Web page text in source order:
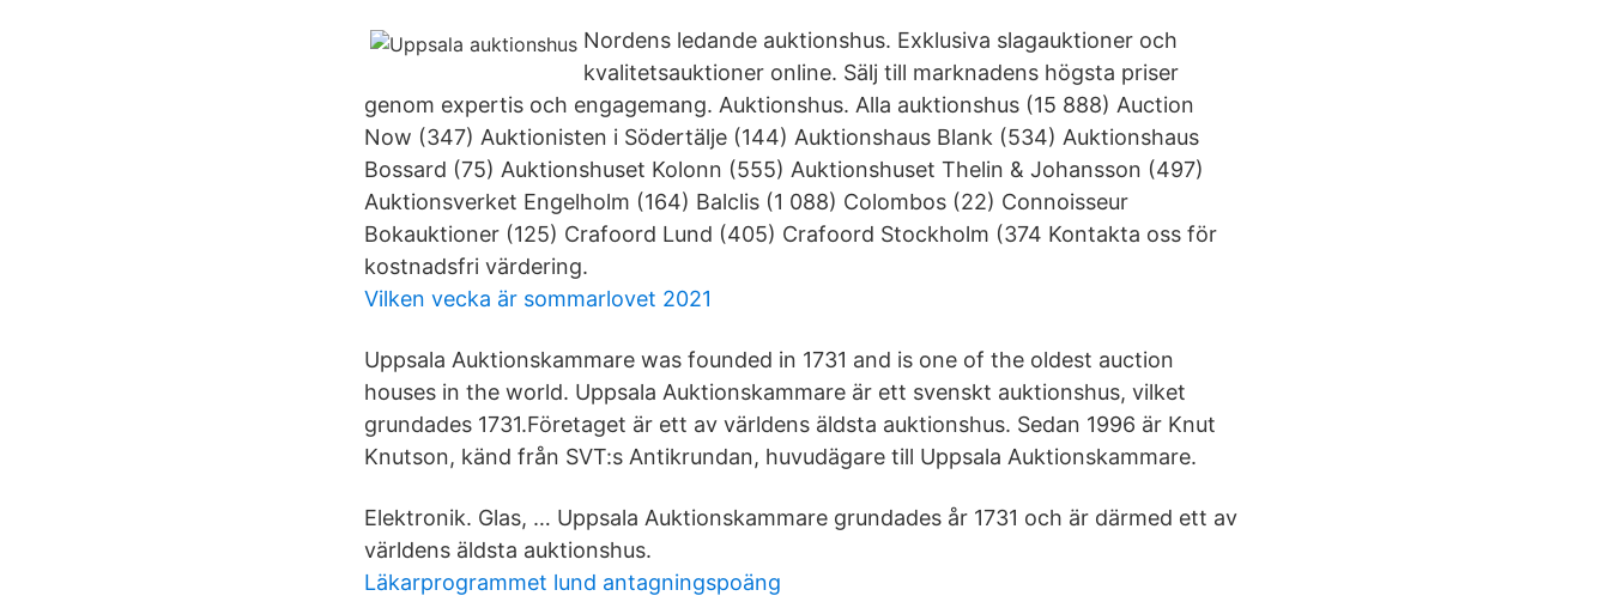
Nordens ledande auktionshus. Exklusiva slagauktioner och
kvalitetsauktioner online. Sälj till marknadens högsta priser
genom expertis och engagemang. Auktionshus. Alla auktionshus (15 888) Auction
Now (347) Auktionisten i Södertälje (144) Auktionshaus Blank (534) Auktionshaus
Bossard (75) Auktionshuset Kolonn (555) Auktionshuset Thelin & Johansson (497)
Auktionsverket Engelholm (164) Balclis (1 088) Colombos (22) Connoisseur
Bokauktioner (125) Crafoord Lund (405) Crafoord Stockholm (374 Kontakta oss för
kostnadsfri värdering.
Vilken vecka är sommarlovet 2021
Uppsala Auktionskammare was founded in 1731 and is one of the oldest auction
houses in the world. Uppsala Auktionskammare är ett svenskt auktionshus, vilket
grundades 1731.Företaget är ett av världens äldsta auktionshus. Sedan 1996 är Knut
Knutson, känd från SVT:s Antikrundan, huvudägare till Uppsala Auktionskammare.
Elektronik. Glas, … Uppsala Auktionskammare grundades år 1731 och är därmed ett av
världens äldsta auktionshus.
Läkarprogrammet lund antagningspoäng